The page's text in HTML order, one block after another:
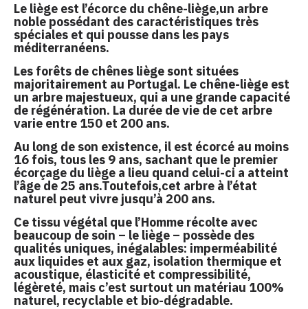
Le liège est l’écorce du chêne-liège,un arbre
noble possédant des caractéristiques très
spéciales et qui pousse dans les pays
méditerranéens.
Les forêts de chênes liège sont situées
majoritairement au Portugal. Le chêne-liège est
un arbre majestueux, qui a une grande capacité
de régénération. La durée de vie de cet arbre
varie entre 150 et 200 ans.
Au long de son existence, il est écorcé au moins
16 fois, tous les 9 ans, sachant que le premier
écorçage du liège a lieu quand celui-ci a atteint
l’âge de 25 ans.Toutefois,cet arbre à l’état
naturel peut vivre jusqu’à 200 ans.
Ce tissu végétal que l’Homme récolte avec
beaucoup de soin – le liège – possède des
qualités uniques, inégalables: imperméabilité
aux liquides et aux gaz, isolation thermique et
acoustique, élasticité et compressibilité,
légèreté, mais c’est surtout un matériau 100%
naturel, recyclable et bio-dégradable.